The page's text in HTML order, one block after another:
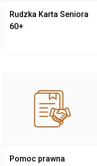
Rudzka Karta Seniora
60+
Pomoc prawna